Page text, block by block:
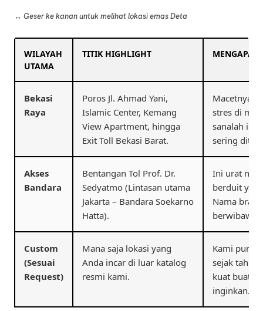
↔️ Geser ke kanan untuk melihat lokasi emas Deta
WILAYAH
UTAMA
TITIK HIGHLIGHT MENGAPA
Bekasi
Raya
Poros Jl. Ahmad Yani,
Islamic Center, Kemang
View Apartment, hingga
Exit Toll Bekasi Barat.
Macetnya
stres di
sanalah
sering
Akses
Bandara
Bentangan Tol Prof. Dr.
Sedyatmo (Lintasan utama
Jakarta – Bandara Soekarno
Hatta).
Ini urat
berduit
Nama
berwibawa
Custom
(Sesuai
Request)
Mana saja lokasi yang
Anda incar di luar katalog
resmi kami.
Kami
sejak tahun
kuat buat
inginkan.